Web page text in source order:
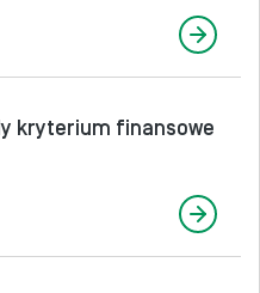
kryterium finansowe